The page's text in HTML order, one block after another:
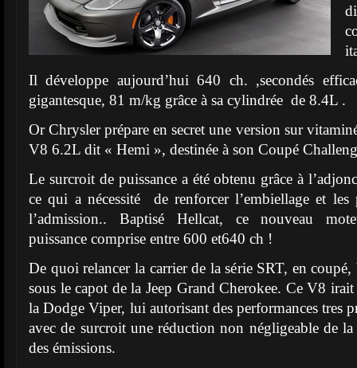
Il développe aujourd’hui 640 ch. ,secondés
gigantesque, 81 m/kg grâce à sa cylindrée de 8.4L .
Or Chrysler prépare en secret une version sur
V8 6.2L dit « Hemi », destinée à son Coupé
Le surcroit de puissance a été obtenu grâce à
ce qui a nécessité de renforcer l’embiellage et
l’admission.. Baptisé Hellcat, ce nouveau
puissance comprise entre 600 et640 ch !
De quoi relancer la carrier de la série SRT, en
sous le capot de la Jeep Grand Cherokee. Ce V8
la Dodge Viper, lui autorisant des performances tres
avec de surcroit une réduction non négligeable de
des émissions.